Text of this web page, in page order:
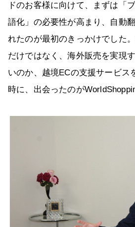
ドのお客様に向けて、まずは「
語化」の必要性が高まり、自動
れたのが最初のきっかけでした
だけではなく、海外販売を実現
いのか、越境ECの支援サービス
時に、出会ったのが